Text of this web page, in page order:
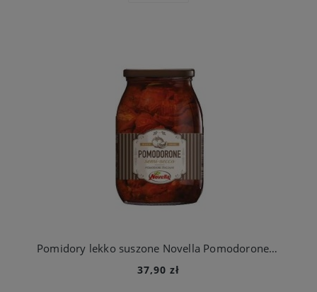
Pomidory lekko suszone Novella Pomodorone semi- secco 1062ml 980g/580g
37,90 zł